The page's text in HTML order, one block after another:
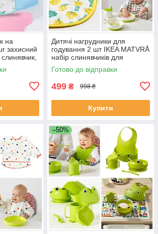
на
захисний
Дитячі нагрудники для
годування 2 шт IKEA MATVRÅ
набір слинявчиків для
годування дитини 404.269.25
Готово до відправки
499 ₴ 998 ₴
Купити
–50%